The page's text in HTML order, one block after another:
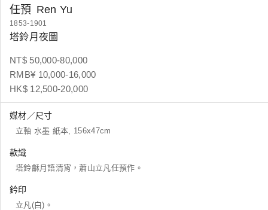
任預 Ren Yu
1853-1901
塔鈴月夜圖
NT$ 50,000-80,000
RMB¥ 10,000-16,000
HK$ 12,500-20,000
媒材／尺寸
立軸 水墨 紙本, 156x47cm
款識
塔鈴龢月語清宵，蕭山立凡任預作。
鈐印
立凡(白)。